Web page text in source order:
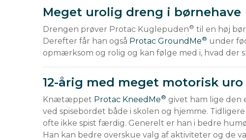
Meget urolig dreng i børnehave
Drengen prøver Protac Kuglepuden® til en høj
Derefter får han også Protac GroundMe® under
opmærksom og rolig og kan følge med i, hvad der
12-årig med meget motorisk uro
Knætæppet Protac KneedMe® givet ham lige den
ved spisebordet både i skolen og hjemme.
ofte ikke spist færdig. Generelt er han i bedre
Han kan bedre overskue valg af aktiviteter og de